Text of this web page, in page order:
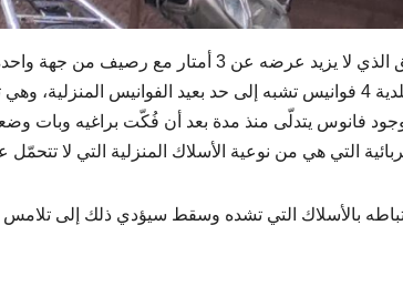
في هذا النهج الضيق الذي لا يزيد عرضه
بالمكان، ركزت البلدية 4 فوانيس تشبه إلى حد بعيد الفوانيس
فانوس يتدلّى منذ مدة بعد أن فُكّت براغيه وبات
التي هي من نوعية الأسلاك المنزلية التي لا
بالأسلاك التي تشده وسقط سيؤدي ذلك إلى